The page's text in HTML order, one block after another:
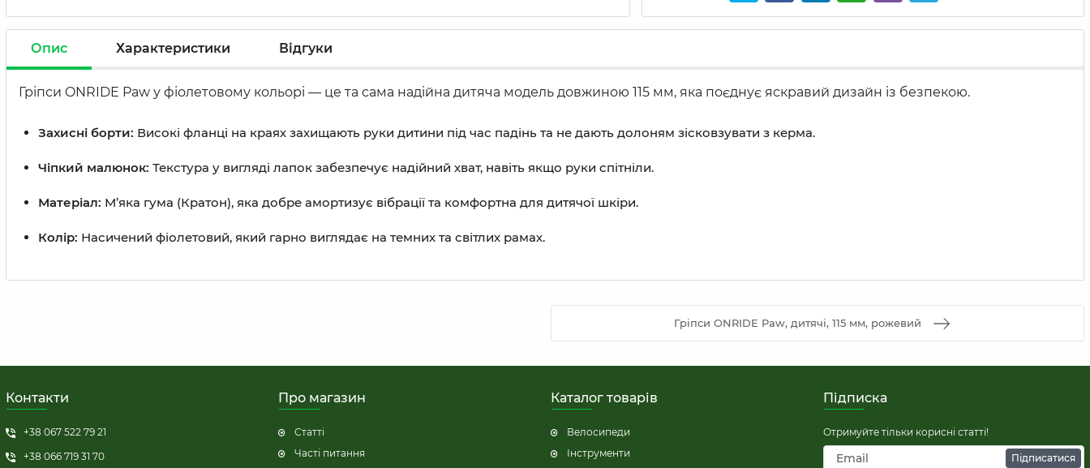
Опис Характеристики Відгуки
Гріпси ONRIDE Paw у фіолетовому кольорі — це та сама надійна дитяча модель довжиною 115 мм, яка поєднує яскравий дизайн із безпекою.
Захисні борти: Високі фланці на краях захищають руки дитини під час падінь та не дають долоням зісковзувати з керма.
Чіпкий малюнок: Текстура у вигляді лапок забезпечує надійний хват, навіть якщо руки спітніли.
Матеріал: М’яка гума (Кратон), яка добре амортизує вібрації та комфортна для дитячої шкіри.
Колір: Насичений фіолетовий, який гарно виглядає на темних та світлих рамах.
Гріпси ONRIDE Paw, дитячі, 115 мм, рожевий
Контакти
+38 067 522 79 21
+38 066 719 31 70
Про магазин
Статті
Часті питання
Каталог товарів
Велосипеди
Інструменти
Підписка
Отримуйте тільки корисні статті!
Підписатися